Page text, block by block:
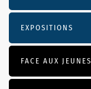
EXPOSITIONS
FACE AUX JEUNES